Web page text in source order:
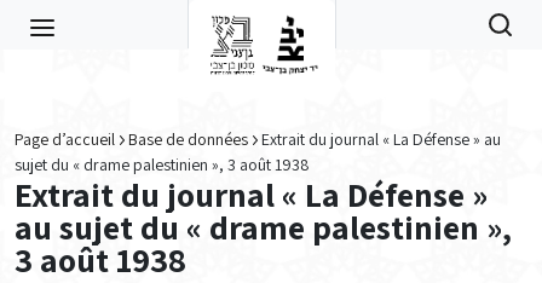
Page d’accueil Base de données
Extrait du journal « La Défense » au
sujet du « drame palestinien », 3 août 1938
Extrait du journal « La Défense »
au sujet du « drame palestinien »,
3 août 1938